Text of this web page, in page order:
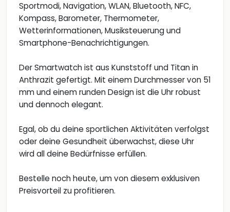
Sportmodi, Navigation, WLAN, Bluetooth, NFC,
Kompass, Barometer, Thermometer,
Wetterinformationen, Musiksteuerung und
Smartphone-Benachrichtigungen.
Der Smartwatch ist aus Kunststoff und Titan in
Anthrazit gefertigt. Mit einem Durchmesser von 51
mm und einem runden Design ist die Uhr robust
und dennoch elegant.
Egal, ob du deine sportlichen Aktivitäten verfolgst
oder deine Gesundheit überwachst, diese Uhr
wird all deine Bedürfnisse erfüllen.
Bestelle noch heute, um von diesem exklusiven
Preisvorteil zu profitieren.